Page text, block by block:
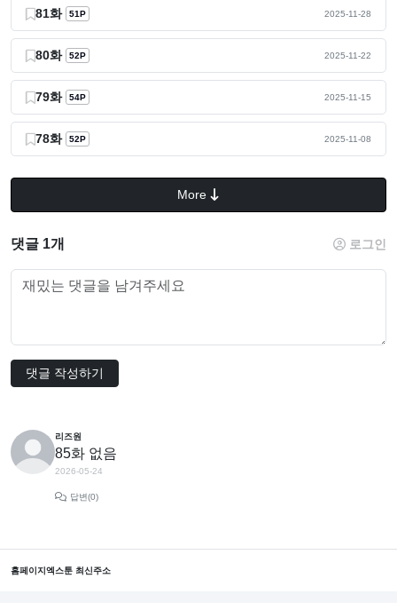
81화 51P 2025-11-28
80화 52P 2025-11-22
79화 54P 2025-11-15
78화 52P 2025-11-08
More
댓글 1개 로그인
댓글 작성하기
리즈원
85화 없음
2026-05-24
답변(0)
홈페이지 엑스툰 최신주소